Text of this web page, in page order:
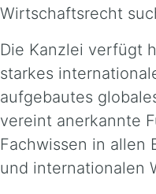
Wirtschaftsrecht
Die Kanzlei verfügt
starkes
aufgebautes
vereint anerkannte
Fachwissen in allen
und internationalen